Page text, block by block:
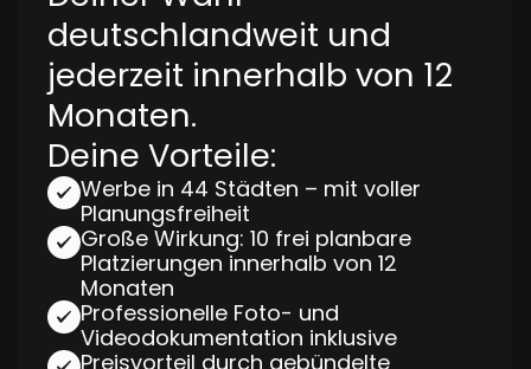
deutschlandweit und
jederzeit innerhalb von 12
Monaten.
Deine Vorteile:
Werbe in 44 Städten – mit voller
Planungsfreiheit
Große Wirkung: 10 frei planbare
Platzierungen innerhalb von 12
Monaten
Professionelle Foto- und
Videodokumentation inklusive
Preisvorteil durch gebündelte